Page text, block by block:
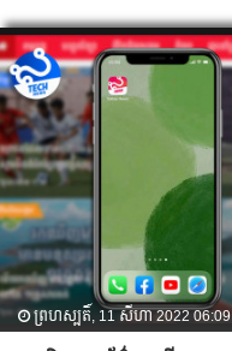
ព្រហស្បតិ៍, 11 សីហា 2022 06:09